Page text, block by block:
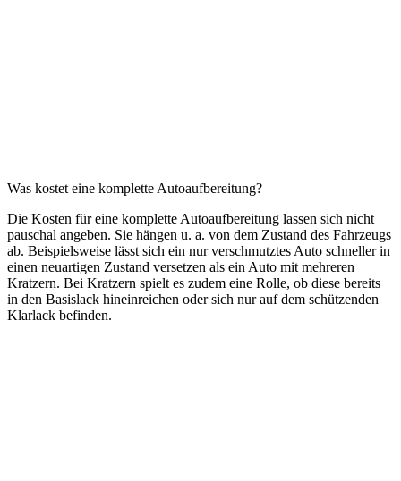
Was kostet eine komplette Autoaufbereitung?
Die Kosten für eine komplette Autoaufbereitung lassen sich nicht
pauschal angeben. Sie hängen u. a. von dem Zustand des Fahrzeugs
ab. Beispielsweise lässt sich ein nur verschmutztes Auto schneller in
einen neuartigen Zustand versetzen als ein Auto mit mehreren
Kratzern. Bei Kratzern spielt es zudem eine Rolle, ob diese bereits
in den Basislack hineinreichen oder sich nur auf dem schützenden
Klarlack befinden.